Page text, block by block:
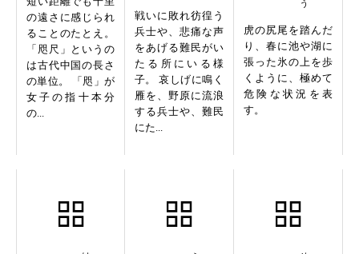
の遠さに感じられ
ることのたとえ。
「咫尺」というの
は古代中国の長さ
の単位。 「咫」が
女子の指十本分
の...
戦いに敗れ彷徨う
兵士や、悲痛な声
をあげる難民がい
たる所にいる様
子。 哀しげに鳴く
雁を、野原に流浪
する兵士や、難民
にた...
虎の尻尾を踏んだ
り、春に池や湖に
張った氷の上を歩
くように、極めて
危険な状況を表
す。